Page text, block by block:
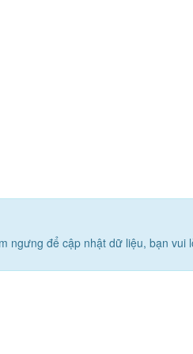
ngưng để cập nhật dữ liệu, bạn vui